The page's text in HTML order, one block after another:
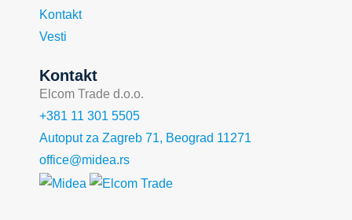
Kontakt
Vesti
Kontakt
Elcom Trade d.o.o.
+381 11 301 5505
Autoput za Zagreb 71, Beograd 11271
office@midea.rs